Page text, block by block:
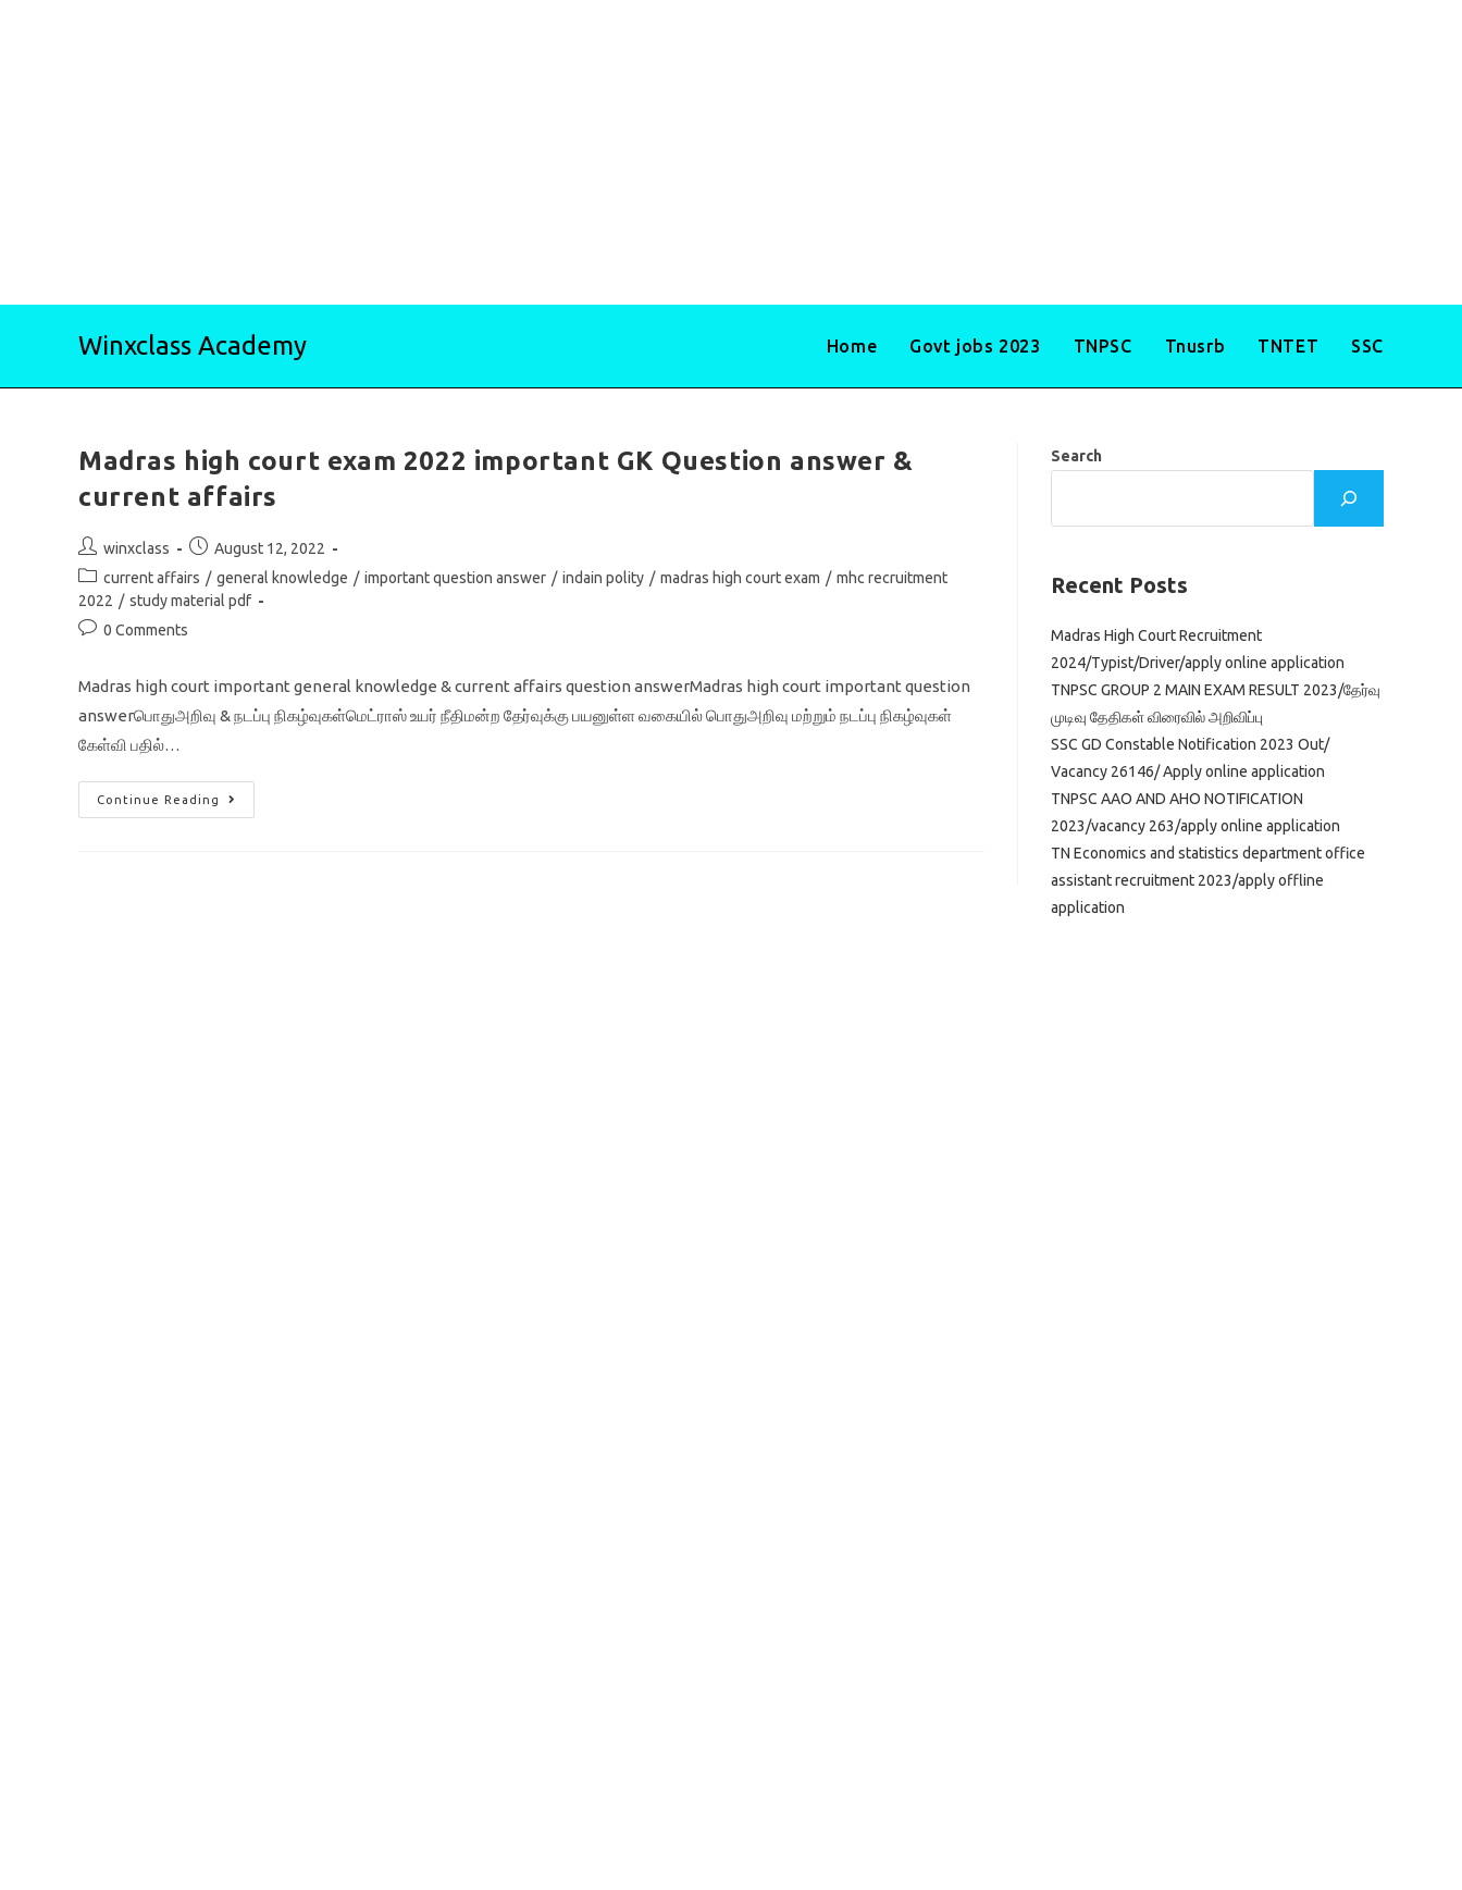
Winxclass Academy Home Govt jobs 2023 TNPSC Tnusrb TNTET SSC
Madras high court exam 2022 important GK Question answer &
current affairs
Post
author:
winxclass
Post
published:
August 12, 2022
Post
category:
current affairs / general knowledge / important question answer / indain polity / madras high court exam / mhc recruitment
2022 / study material pdf
Post0 Comments
Madras high court important general knowledge & current affairs question answerMadras high court important question
answerபொதுஅறிவு & நடப்பு நிகழ்வுகள்மெட்ராஸ் உயர் நீதிமன்ற தேர்வுக்கு பயனுள்ள வகையில் பொதுஅறிவு மற்றும் நடப்பு நிகழ்வுகள்
கேள்வி பதில்…
Continue Reading
Madras
High
Search
Recent Posts
Madras High Court Recruitment
2024/Typist/Driver/apply online application
TNPSC GROUP 2 MAIN EXAM RESULT 2023/தேர்வு
முடிவு தேதிகள் விரைவில் அறிவிப்பு
SSC GD Constable Notification 2023 Out/
Vacancy 26146/ Apply online application
TNPSC AAO AND AHO NOTIFICATION
2023/vacancy 263/apply online application
TN Economics and statistics department office
assistant recruitment 2023/apply offline
application